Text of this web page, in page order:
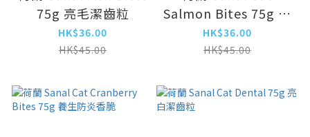
75g 亮毛潔齒粒
HK$36.00
HK$45.00
Salmon Bites 75g 美
毛纖體香脆
HK$36.00
HK$45.00